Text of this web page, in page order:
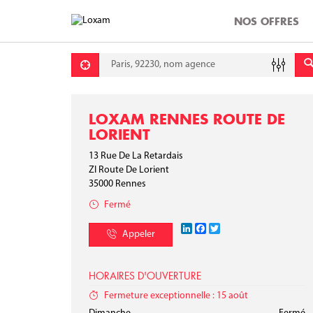
NOS OFFRES
Requête
LOXAM RENNES ROUTE DE
LORIENT
13 Rue De La Retardais
ZI Route De Lorient
35000 Rennes
Fermé
Appeler
LinkedInFacebook
HORAIRES D'OUVERTURE
Fermeture exceptionnelle : 15 août